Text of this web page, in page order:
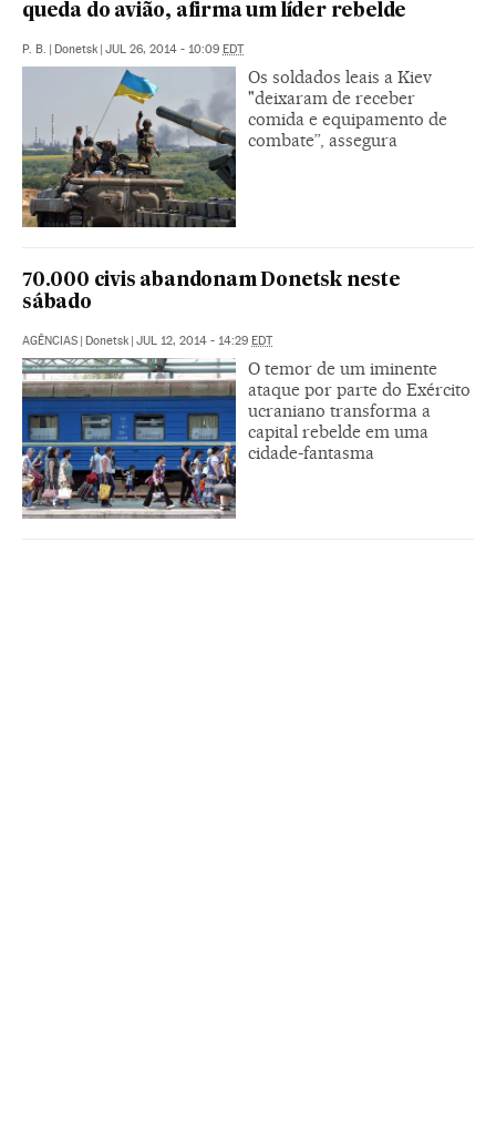
queda do avião, afirma um líder rebelde
P. B. | Donetsk | JUL 26, 2014 - 10:09 EDT
Os soldados leais a Kiev
"deixaram de receber
comida e equipamento de
combate”, assegura
70.000 civis abandonam Donetsk neste
sábado
AGÊNCIAS | Donetsk | JUL 12, 2014 - 14:29 EDT
O temor de um iminente
ataque por parte do Exército
ucraniano transforma a
capital rebelde em uma
cidade-fantasma